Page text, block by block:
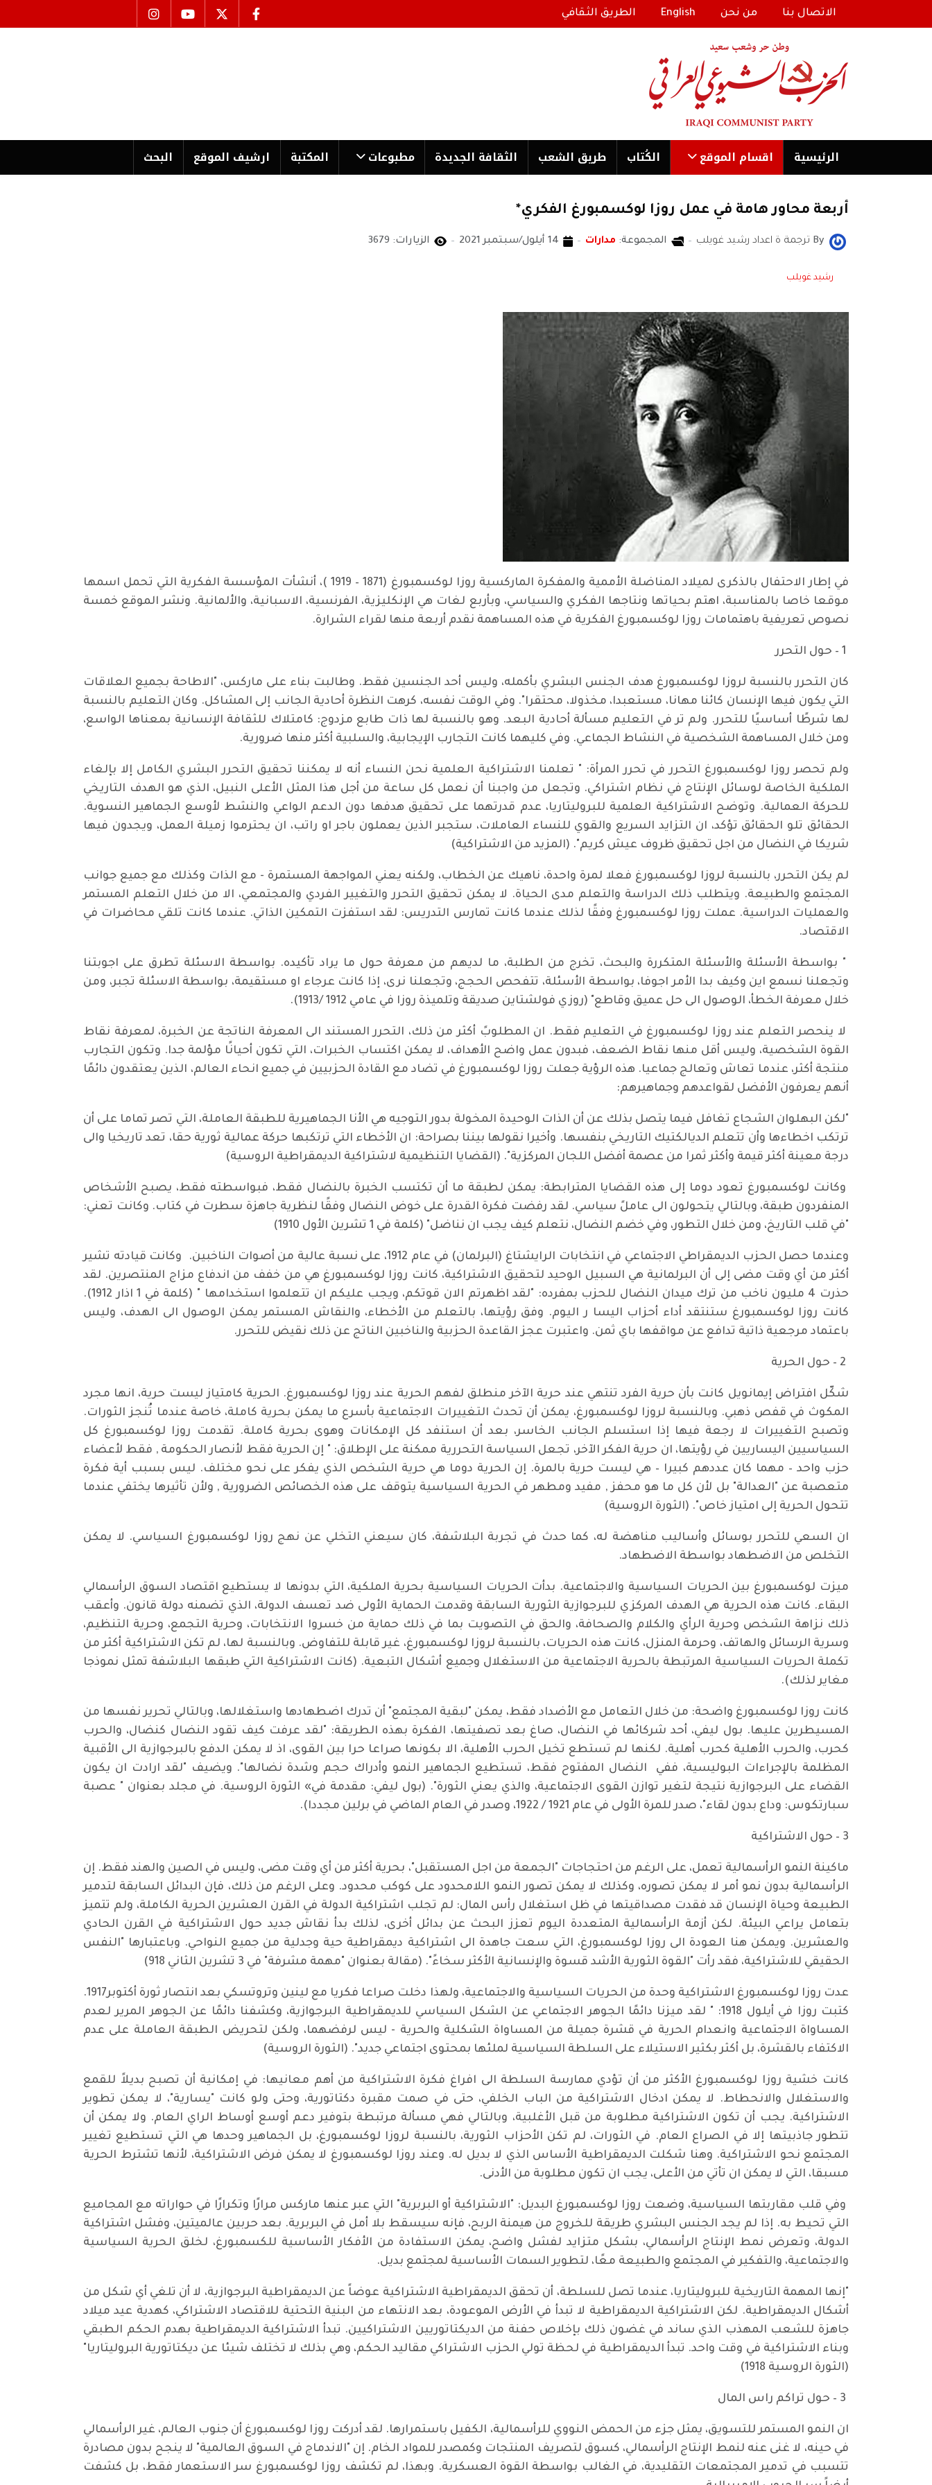
الاتصال بنا من نحن English الطريق الثقافي
الرئیسية اقسام الموقع الكُتاب طریق الشعب الثقافة الجدیدة مطبوعات المكتبة ارشیف الموقع البحث
أربعة محاور هامة في عمل روزا لوكسمبورغ الفكري*
By ترجمة ة اعداد رشيد غويلب المجموعة: مدارات 14 أيلول/سبتمبر 2021 الزيارات: 3679
رشيد غويلب
في إطار الاحتفال بالذكرى لميلاد المناضلة الأممية والمفكرة الماركسية روزا لوكسمبورغ (1871 – 1919 )، أنشأت المؤسسة الفكرية التي تحمل اسمها
موقعا خاصا بالمناسبة، اهتم بحياتها ونتاجها الفكري والسياسي، وبأربع لغات هي الإنكليزية، الفرنسية، الاسبانية، والألمانية. ونشر الموقع خمسة
نصوص تعريفية باهتمامات روزا لوكسمبورغ الفكرية في هذه المساهمة نقدم أربعة منها لقراء الشرارة.
كان التحرر بالنسبة لروزا لوكسمبورغ هدف الجنس البشري بأكمله، وليس أحد الجنسين فقط. وطالبت بناء على ماركس، "الاطاحة بجميع العلاقات
التي يكون فيها الإنسان كائنا مهانا، مستعبدا، مخذولا، محتقرا". وفي الوقت نفسه، كرهت النظرة أحادية الجانب إلى المشاكل. وكان التعليم بالنسبة
لها شرطًا أساسيًا للتحرر. ولم تر في التعليم مسألة أحادية البعد. وهو بالنسبة لها ذات طابع مزدوج: كامتلاك للثقافة الإنسانية بمعناها الواسع،
ومن خلال المساهمة الشخصية في النشاط الجماعي. وفي كليهما كانت التجارب الإيجابية، والسلبية أكثر منها ضرورية.
ولم تحصر روزا لوكسمبورغ التحرر في تحرر المرأة: " تعلمنا الاشتراكية العلمية نحن النساء أنه لا يمكننا تحقيق التحرر البشري الكامل إلا بإلغاء
الملكية الخاصة لوسائل الإنتاج في نظام اشتراكي. وتجعل من واجبنا أن نعمل كل ساعة من أجل هذا المثل الأعلى النبيل، الذي هو الهدف التاريخي
للحركة العمالية. وتوضح الاشتراكية العلمية للبروليتاريا، عدم قدرتهما على تحقيق هدفها دون الدعم الواعي والنشط لأوسع الجماهير النسوية.
الحقائق تلو الحقائق تؤكد، ان التزايد السريع والقوي للنساء العاملات، ستجبر الذين يعملون باجر او راتب، ان يحترموا زميلة العمل، ويجدون فيها
شريكا في النضال من اجل تحقيق ظروف عيش كريم". (المزيد من الاشتراكية)
لم يكن التحرر، بالنسبة لروزا لوكسمبورغ فعلا لمرة واحدة، ناهيك عن الخطاب، ولكنه يعني المواجهة المستمرة - مع الذات وكذلك مع جميع جوانب
المجتمع والطبيعة. ويتطلب ذلك الدراسة والتعلم مدى الحياة. لا يمكن تحقيق التحرر والتغيير الفردي والمجتمعي، الا من خلال التعلم المستمر
والعمليات الدراسية. عملت روزا لوكسمبورغ وفقًا لذلك عندما كانت تمارس التدريس: لقد استفزت التمكين الذاتي. عندما كانت تلقي محاضرات في
الاقتصاد.
" بواسطة الأسئلة والأسئلة المتكررة والبحث، تخرج من الطلبة، ما لديهم من معرفة حول ما يراد تأكيده. بواسطة الاسئلة تطرق على اجوبتنا
وتجعلنا نسمع اين وكيف بدا الأمر اجوفا، بواسطة الأسئلة، تتفحص الحجج، وتجعلنا نرى، إذا كانت عرجاء او مستقيمة، بواسطة الاسئلة تجبر، ومن
خلال معرفة الخطأ، الوصول الى حل عميق وقاطع" (روزي فولشتاين صديقة وتلميذة روزا في عامي 1912 /1913).
لا ينحصر التعلم عند روزا لوكسمبورغ في التعليم فقط. ان المطلوبً أكثر من ذلك، التحرر المستند الى المعرفة الناتجة عن الخبرة، لمعرفة نقاط
القوة الشخصية، وليس أقل منها نقاط الضعف، فبدون عمل واضح الأهداف، لا يمكن اكتساب الخبرات، التي تكون أحيانًا مؤلمة جدا. وتكون التجارب
منتجة أكثر، عندما تعاش وتعالج جماعيا. هذه الرؤية جعلت روزا لوكسمبورغ في تضاد مع القادة الحزبيين في جميع انحاء العالم، الذين يعتقدون دائمًا
أنهم يعرفون الأفضل لقواعدهم وجماهيرهم:
"لكن البهلوان الشجاع تغافل فيما يتصل بذلك عن أن الذات الوحيدة المخولة بدور التوجيه هي الأنا الجماهيرية للطبقة العاملة، التي تصر تماما على أن
ترتكب اخطاءها وأن تتعلم الديالكتيك التاريخي بنفسها. وأخيرا نقولها بيننا بصراحة: ان الأخطاء التي ترتكبها حركة عمالية ثورية حقا، تعد تاريخيا والى
درجة معينة أكثر قيمة وأكثر ثمرا من عصمة أفضل اللجان المركزية". (القضايا التنظيمية لاشتراكية الديمقراطية الروسية)
وكانت لوكسمبورغ تعود دوما إلى هذه القضايا المترابطة: يمكن لطبقة ما أن تكتسب الخبرة بالنضال فقط، فبواسطته فقط، يصبح الأشخاص
المنفردون طبقة، وبالتالي يتحولون الى عاملً سياسي. لقد رفضت فكرة القدرة على خوض النضال وفقًا لنظرية جاهزة سطرت في كتاب. وكانت تعني:
"في قلب التاريخ، ومن خلال التطور، وفي خضم النضال، نتعلم كيف يجب ان نناضل" (كلمة في 1 تشرين الأول 1910)
وعندما حصل الحزب الديمقراطي الاجتماعي في انتخابات الرايشتاغ (البرلمان) في عام 1912، على نسبة عالية من أصوات الناخبين. وكانت قيادته تشير
أكثر من أي وقت مضى إلى أن البرلمانية هي السبيل الوحيد لتحقيق الاشتراكية، كانت روزا لوكسمبورغ هي من خفف من اندفاع مزاج المنتصرين. لقد
حذرت 4 مليون ناخب من ترك ميدان النضال للحزب بمفرده: "لقد اظهرتم الان قوتكم، ويجب عليكم ان تتعلموا استخدامها " (كلمة في 1 اذار 1912).
كانت روزا لوكسمبورغ ستنتقد أداء أحزاب اليسا ر اليوم. وفق رؤيتها، بالتعلم من الأخطاء، والنقاش المستمر يمكن الوصول الى الهدف، وليس
باعتماد مرجعية ذاتية تدافع عن مواقفها باي ثمن. واعتبرت عجز القاعدة الحزبية والناخبين الناتج عن ذلك نقيض للتحرر.
شكّل افتراض إيمانويل كانت بأن حرية الفرد تنتهي عند حرية الآخر منطلق لفهم الحرية عند روزا لوكسمبورغ. الحرية كامتياز ليست حرية، انها مجرد
المكوث في قفص ذهبي. وبالنسبة لروزا لوكسمبورغ، يمكن أن تحدث التغييرات الاجتماعية بأسرع ما يمكن بحرية كاملة، خاصة عندما تُنجز الثورات.
وتصبح التغييرات لا رجعة فيها إذا استسلم الجانب الخاسر، بعد أن استنفد كل الإمكانات وهوى بحرية كاملة. تقدمت روزا لوكسمبورغ كل
السياسيين اليساريين في رؤيتها، ان حرية الفكر الآخر، تجعل السياسة التحررية ممكنة على الإطلاق: " إن الحرية فقط لأنصار الحكومة , فقط لأعضاء
حزب واحد – مهما كان عددهم كبيرا – هي ليست حرية بالمرة. إن الحرية دوما هي حرية الشخص الذي يفكر على نحو مختلف. ليس بسبب أية فكرة
متعصبة عن "العدالة" بل لأن كل ما هو محفز , مفيد ومطهر في الحرية السياسية يتوقف على هذه الخصائص الضرورية , ولأن تأثيرها يختفي عندما
تتحول الحرية إلى امتياز خاص". (الثورة الروسية)
ان السعي للتحرر بوسائل وأساليب مناهضة له، كما حدث في تجربة البلاشفة، كان سيعني التخلي عن نهج روزا لوكسمبورغ السياسي. لا يمكن
التخلص من الاضطهاد بواسطة الاضطهاد.
ميزت لوكسمبورغ بين الحريات السياسية والاجتماعية. بدأت الحريات السياسية بحرية الملكية، التي بدونها لا يستطيع اقتصاد السوق الرأسمالي
البقاء. كانت هذه الحرية هي الهدف المركزي للبرجوازية الثورية السابقة وقدمت الحماية الأولى ضد تعسف الدولة، الذي تضمنه دولة قانون. وأعقب
ذلك نزاهة الشخص وحرية الرأي والكلام والصحافة، والحق في التصويت بما في ذلك حماية من خسروا الانتخابات، وحرية التجمع، وحرية التنظيم،
وسرية الرسائل والهاتف، وحرمة المنزل، كانت هذه الحريات، بالنسبة لروزا لوكسمبورغ، غير قابلة للتفاوض. وبالنسبة لها، لم تكن الاشتراكية أكثر من
تكملة الحريات السياسية المرتبطة بالحرية الاجتماعية من الاستغلال وجميع أشكال التبعية. (كانت الاشتراكية التي طبقها البلاشفة تمثل نموذجا
مغاير لذلك).
كانت روزا لوكسمبورغ واضحة: من خلال التعامل مع الأضداد فقط، يمكن "لبقية المجتمع" أن تدرك اضطهادها واستغلالها، وبالتالي تحرير نفسها من
المسيطرين عليها. بول ليفي، أحد شركائها في النضال، صاغ بعد تصفيتها، الفكرة بهذه الطريقة: "لقد عرفت كيف تقود النضال كنضال، والحرب
كحرب، والحرب الأهلية كحرب أهلية. لكنها لم تستطع تخيل الحرب الأهلية، الا بكونها صراعا حرا بين القوى، اذ لا يمكن الدفع بالبرجوازية الى الأقبية
المظلمة بالإجراءات البوليسية، ففي النضال المفتوح فقط، تستطيع الجماهير النمو وأدراك حجم وشدة نضالها". ويضيف "لقد ارادت ان يكون
القضاء على البرجوازية نتيجة لتغير توازن القوى الاجتماعية، والذي يعني الثورة". (بول ليفي: مقدمة في» الثورة الروسية. في مجلد بعنوان " عصبة
سبارتكوس: وداع بدون لقاء"، صدر للمرة الأولى في عام 1921 / 1922، وصدر في العام الماضي في برلين مجددا).
3 – حول الاشتراكية
ماكينة النمو الرأسمالية تعمل، على الرغم من احتجاجات "الجمعة من اجل المستقبل"، بحرية أكثر من أي وقت مضى، وليس في الصين والهند فقط. إن
الرأسمالية بدون نمو أمر لا يمكن تصوره، وكذلك لا يمكن تصور النمو اللامحدود على كوكب محدود. وعلى الرغم من ذلك، فإن البدائل السابقة لتدمير
الطبيعة وحياة الإنسان قد فقدت مصداقيتها في ظل استغلال رأس المال: لم تجلب اشتراكية الدولة في القرن العشرين الحرية الكاملة، ولم تتميز
بتعامل يراعي البيئة. لكن أزمة الرأسمالية المتعددة اليوم تعزز البحث عن بدائل أخرى، لذلك بدأ نقاش جديد حول الاشتراكية في القرن الحادي
والعشرين. ويمكن هنا العودة الى روزا لوكسمبورغ، التي سعت جاهدة الى اشتراكية ديمقراطية حية وجدلية من جميع النواحي. وباعتبارها "النفس
الحقيقي للاشتراكية، فقد رأت "القوة الثورية الأشد قسوة والإنسانية الأكثر سخاءً". (مقالة بعنوان "مهمة مشرفة" في 3 تشرين الثاني 918)
عدت روزا لوكسمبورغ الاشتراكية وحدة من الحريات السياسية والاجتماعية، ولهذا دخلت صراعا فكريا مع لينين وتروتسكي بعد انتصار ثورة أكتوبر1917.
كتبت روزا في أيلول 1918: " لقد ميزنا دائمًا الجوهر الاجتماعي عن الشكل السياسي للديمقراطية البرجوازية، وكشفنا دائمًا عن الجوهر المرير لعدم
المساواة الاجتماعية وانعدام الحرية في قشرة جميلة من المساواة الشكلية والحرية - ليس لرفضهما، ولكن لتحريض الطبقة العاملة على عدم
الاكتفاء بالقشرة، بل أكثر بكثير الاستيلاء على السلطة السياسية لملئها بمحتوى اجتماعي جديد". (الثورة الروسية)
كانت خشية روزا لوكسمبورغ الأكثر من أن تؤدي ممارسة السلطة الى افراغ فكرة الاشتراكية من أهم معانيها: في إمكانية أن تصبح بديلاً للقمع
والاستغلال والانحطاط. لا يمكن ادخال الاشتراكية من الباب الخلفي، حتى في صمت مقبرة دكتاتورية، وحتى ولو كانت "يسارية"، لا يمكن تطوير
الاشتراكية. يجب أن تكون الاشتراكية مطلوبة من قبل الأغلبية، وبالتالي فهي مسألة مرتبطة بتوفير دعم أوسع أوساط الراي العام. ولا يمكن أن
تتطور جاذبيتها إلا في الصراع العام. في الثورات، لم تكن الأحزاب الثورية، بالنسبة لروزا لوكسمبورغ، بل الجماهير وحدها هي التي تستطيع تغيير
المجتمع نحو الاشتراكية. وهنا شكلت الديمقراطية الأساس الذي لا بديل له. وعند روزا لوكسمبورغ لا يمكن فرض الاشتراكية، لأنها تشترط الحرية
مسبقا، التي لا يمكن ان تأتي من الأعلى، يجب ان تكون مطلوبة من الأدنى.
وفي قلب مقاربتها السياسية، وضعت روزا لوكسمبورغ البديل: "الاشتراكية أو البربرية" التي عبر عنها ماركس مرارًا وتكرارًا في حواراته مع المجاميع
التي تحيط به. إذا لم يجد الجنس البشري طريقة للخروج من هيمنة الربح، فإنه سيسقط بلا أمل في البربرية. بعد حربين عالميتين، وفشل اشتراكية
الدولة، وتعرض نمط الإنتاج الرأسمالي، بشكل متزايد لفشل واضح، يمكن الاستفادة من الأفكار الأساسية للكسمبورغ، لخلق الحرية السياسية
والاجتماعية، والتفكير في المجتمع والطبيعة معًا، لتطوير السمات الأساسية لمجتمع بديل.
"إنها المهمة التاريخية للبروليتاريا، عندما تصل للسلطة، أن تحقق الديمقراطية الاشتراكية عوضاً عن الديمقراطية البرجوازية، لا أن تلغي أي شكل من
أشكال الديمقراطية. لكن الاشتراكية الديمقراطية لا تبدأ في الأرض الموعودة، بعد الانتهاء من البنية التحتية للاقتصاد الاشتراكي، كهدية عيد ميلاد
جاهزة للشعب المهذب الذي ساند في غضون ذلك بإخلاص حفنة من الديكتاتوريين الاشتراكيين. تبدأ الاشتراكية الديمقراطية بهدم الحكم الطبقي
وبناء الاشتراكية في وقت واحد. تبدأ الديمقراطية في لحظة تولي الحزب الاشتراكي مقاليد الحكم، وهي بذلك لا تختلف شيئا عن ديكتاتورية البروليتاريا"
(الثورة الروسية 1918)
ان النمو المستمر للتسويق، يمثل جزء من الحمض النووي للرأسمالية، الكفيل باستمرارها. لقد أدركت روزا لوكسمبورغ أن جنوب العالم، غير الرأسمالي
في حينه، لا غنى عنه لنمط الإنتاج الرأسمالي، كسوق لتصريف المنتجات وكمصدر للمواد الخام. إن "الاندماج في السوق العالمية" لا ينجح بدون مصادرة
تتسبب في تدمير المجتمعات التقليدية، في الغالب بواسطة القوة العسكرية. وبهذا، لم تكشف روزا لوكسمبورغ سر الاستعمار فقط، بل كشفت